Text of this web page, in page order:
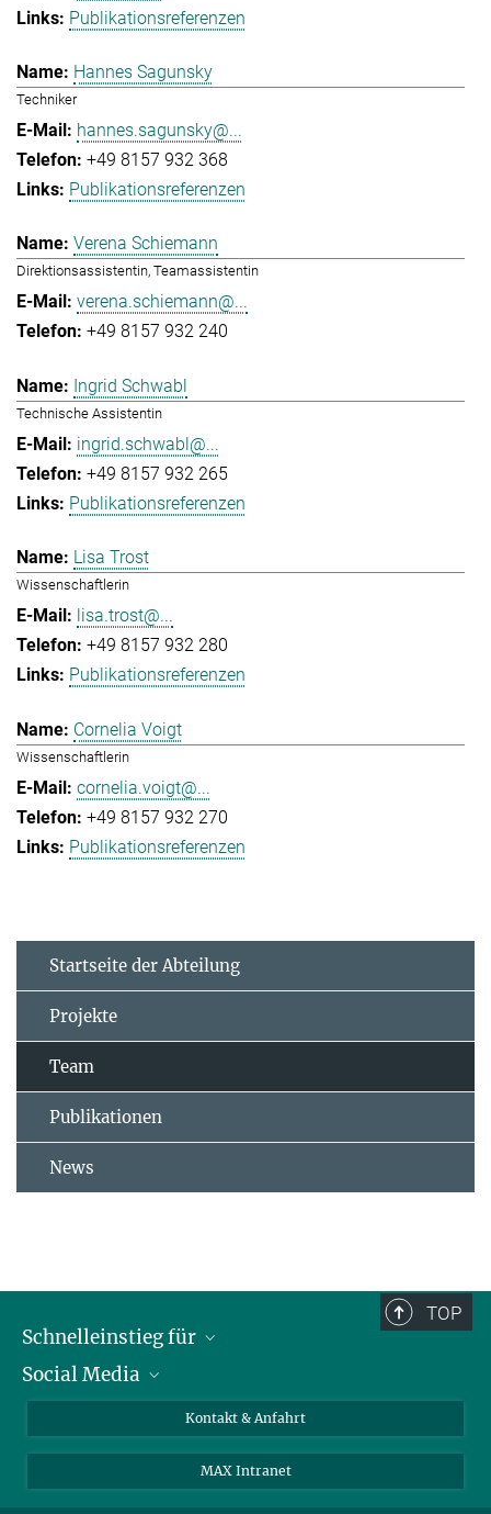
Publikationsreferenzen
Hannes Sagunsky
Techniker
hannes.sagunsky@...
+49 8157 932 368
Publikationsreferenzen
Verena Schiemann
Direktionsassistentin, Teamassistentin
verena.schiemann@...
+49 8157 932 240
Ingrid Schwabl
Technische Assistentin
ingrid.schwabl@...
+49 8157 932 265
Publikationsreferenzen
Lisa Trost
Wissenschaftlerin
lisa.trost@...
+49 8157 932 280
Publikationsreferenzen
Cornelia Voigt
Wissenschaftlerin
cornelia.voigt@...
+49 8157 932 270
Publikationsreferenzen
Startseite der Abteilung
Projekte
Team
Publikationen
News
TOP
Schnelleinstieg für
Journalist*innen
Social Media
LinkedIn
Kontakt & Anfahrt
MAX Intranet